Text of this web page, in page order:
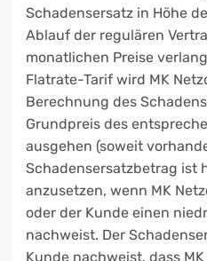
Schadensersatz in Höhe
Ablauf der regulären
monatlichen Preise
Flatrate-Tarif wird MK
Berechnung des
Grundpreis des
ausgehen (soweit
Schadensersatzbetrag ist
anzusetzen, wenn MK
oder der Kunde einen
nachweist. Der
Kunde nachweist, dass